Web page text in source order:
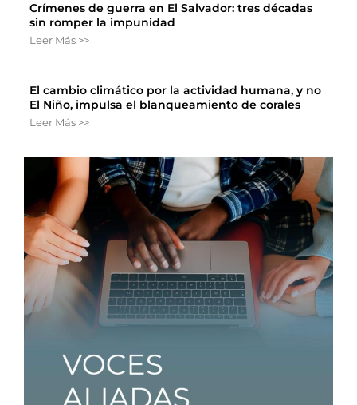
Crímenes de guerra en El Salvador: tres décadas
sin romper la impunidad
Leer Más >>
El cambio climático por la actividad humana, y no
El Niño, impulsa el blanqueamiento de corales
Leer Más >>